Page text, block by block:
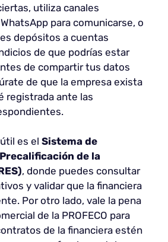
utiliza canales
para comunicarse, o
depósitos a cuentas
de que podrías estar
de compartir tus datos
de que la empresa exista
registrada ante las
es el Sistema de
de la
, donde puedes consultar
y validar que la financiera
Por otro lado, vale la pena
de la PROFECO para
de la financiera estén